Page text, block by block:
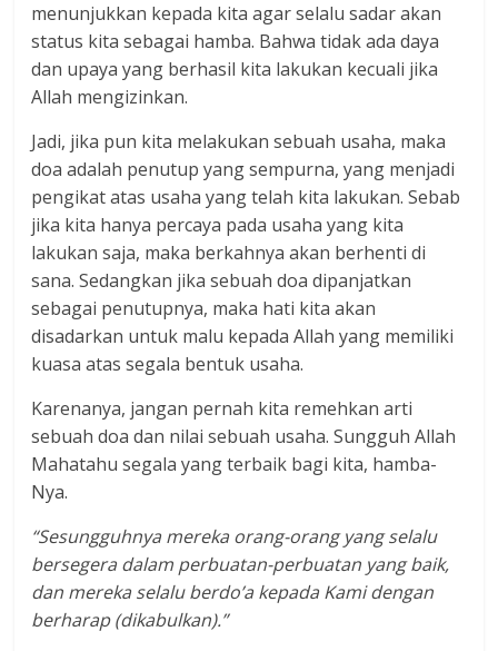
menunjukkan kepada kita agar selalu sadar akan
status kita sebagai hamba. Bahwa tidak ada daya
dan upaya yang berhasil kita lakukan kecuali jika
Allah mengizinkan.
Jadi, jika pun kita melakukan sebuah usaha, maka
doa adalah penutup yang sempurna, yang menjadi
pengikat atas usaha yang telah kita lakukan. Sebab
jika kita hanya percaya pada usaha yang kita
lakukan saja, maka berkahnya akan berhenti di
sana. Sedangkan jika sebuah doa dipanjatkan
sebagai penutupnya, maka hati kita akan
disadarkan untuk malu kepada Allah yang memiliki
kuasa atas segala bentuk usaha.
Karenanya, jangan pernah kita remehkan arti
sebuah doa dan nilai sebuah usaha. Sungguh Allah
Mahatahu segala yang terbaik bagi kita, hamba-
Nya.
“Sesungguhnya mereka orang-orang yang selalu
bersegera dalam perbuatan-perbuatan yang baik,
dan mereka selalu berdo’a kepada Kami dengan
berharap (dikabulkan).”